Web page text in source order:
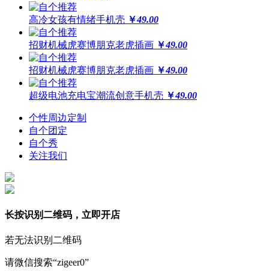
高冷女孩有情绪手机壳 ￥49.00
招财机械虎赛博朋克老虎插画 ￥49.00
招财机械虎赛博朋克老虎插画 ￥49.00
超级电池充电宝潮流创意手机壳 ￥49.00
个性周边定制
自个团定
自个秀
关注我们
长按识别二维码，立即开店
若无法识别二维码
请微信搜索“zigeer0”